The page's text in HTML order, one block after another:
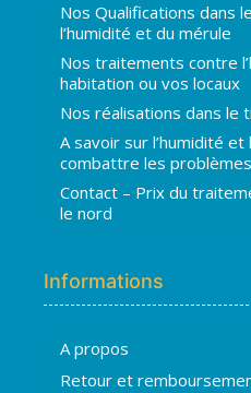
Nos Qualifications dans
l’humidité et du mérule
Nos traitements contre
habitation ou vos locaux
Nos réalisations dans le
A savoir sur l’humidité
combattre les problèmes
Contact – Prix du
le nord
Informations
A propos
Retour et
En ligne · répond